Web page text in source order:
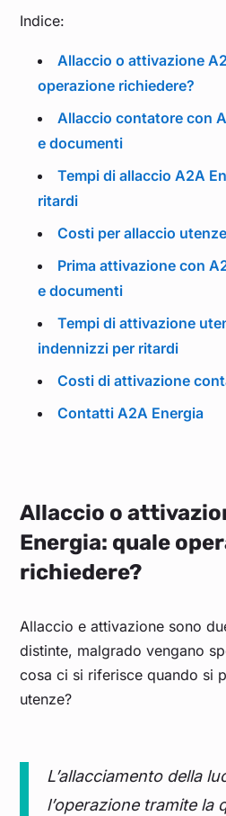
Indice:
Allaccio o attivazione
operazione richiedere?
Allaccio contatore con
e documenti
Tempi di allaccio A2A
ritardi
Costi per allaccio
Prima attivazione con
e documenti
Tempi di attivazione
indennizzi per ritardi
Costi di attivazione
Contatti A2A Energia
Allaccio o
Energia: quale
richiedere?
Allaccio e attivazione sono
distinte, malgrado vengano
cosa ci si riferisce quando si
utenze?
L’allacciamento della
l’operazione tramite la